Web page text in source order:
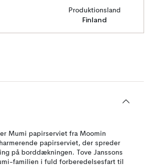
Produktionsland
Finland
Mumi papirserviet fra Moomin
papirserviet, der spreder
på borddækningen. Tove Janssons
familien i fuld forberedelsesfart til